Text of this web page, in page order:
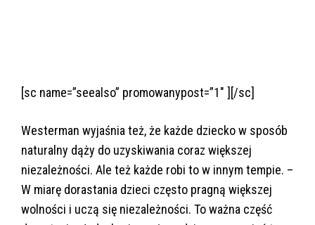
[sc name=”seealso” promowanypost=”1″ ][/sc]
Westerman wyjaśnia też, że każde dziecko w sposób
naturalny dąży do uzyskiwania coraz większej
niezależności. Ale też każde robi to w innym tempie. –
W miarę dorastania dzieci często pragną większej
wolności i uczą się niezależności. To ważna część